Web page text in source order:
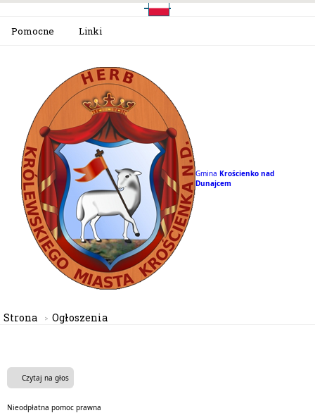
Pomocne Linki
Gmina Krościenko nad
Dunajcem
Strona Ogłoszenia
Czytaj na głos
Nieodpłatna pomoc prawna